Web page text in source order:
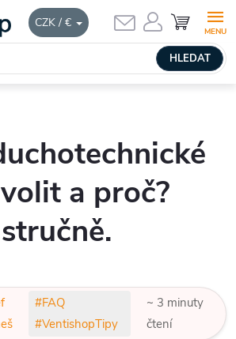
CZK / €
HLEDAT
NÁKUPNÍ
KOŠÍK
a proč?
#FAQ
#VentishopTipy
~ 3 minuty
čtení